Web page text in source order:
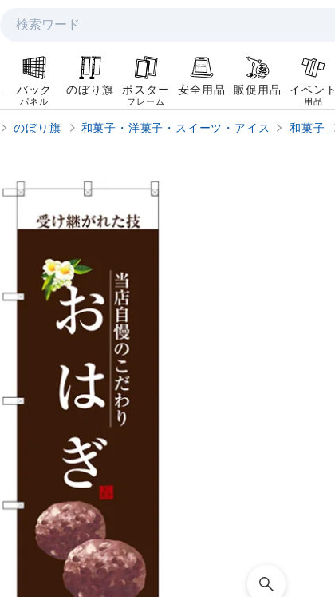
検索
バック
パネル
のぼり旗 ポスター
フレーム
安全用品 販促用品 イベント
用品
のぼり旗 和菓子・洋菓子・スイーツ・アイス 和菓子